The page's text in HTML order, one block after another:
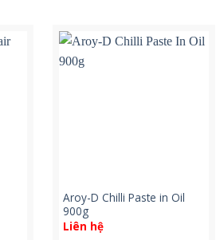
Aroy-D Chilli Paste in Oil
900g
Liên hệ